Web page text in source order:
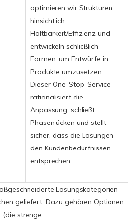
optimieren wir Strukturen
hinsichtlich
Haltbarkeit/Effizienz und
entwickeln schließlich
Formen, um Entwürfe in
Produkte umzusetzen.
Dieser One-Stop-Service
rationalisiert die
Anpassung, schließt
Phasenlücken und stellt
sicher, dass die Lösungen
den Kundenbedürfnissen
entsprechen
Lösungskategorien
geliefert. Dazu gehören Optionen
(die strenge